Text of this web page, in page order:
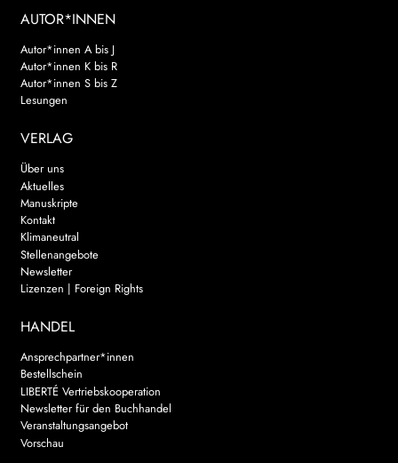
AUTOR*INNEN
Autor*innen A bis J
Autor*innen K bis R
Autor*innen S bis Z
Lesungen
VERLAG
Über uns
Aktuelles
Manuskripte
Kontakt
Klimaneutral
Stellenangebote
Newsletter
Lizenzen | Foreign Rights
HANDEL
Ansprechpartner*innen
Bestellschein
LIBERTÉ Vertriebskooperation
Newsletter für den Buchhandel
Veranstaltungsangebot
Vorschau